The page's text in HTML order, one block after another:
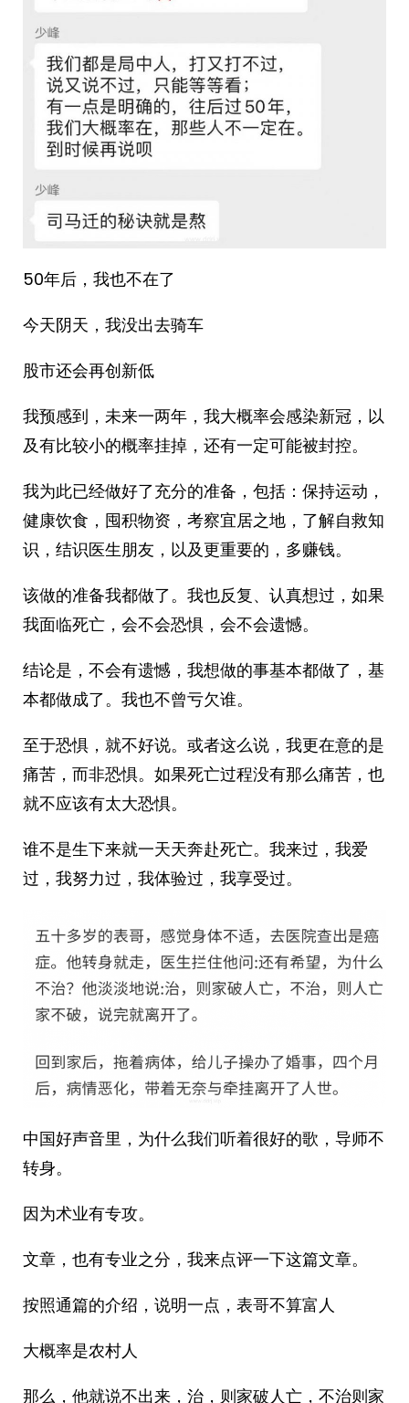
50年后，我也不在了
今天阴天，我没出去骑车
股市还会再创新低
我预感到，未来一两年，我大概率会感染新冠，以
及有比较小的概率挂掉，还有一定可能被封控。
我为此已经做好了充分的准备，包括：保持运动，
健康饮食，囤积物资，考察宜居之地，了解自救知
识，结识医生朋友，以及更重要的，多赚钱。
该做的准备我都做了。我也反复、认真想过，如果
我面临死亡，会不会恐惧，会不会遗憾。
结论是，不会有遗憾，我想做的事基本都做了，基
本都做成了。我也不曾亏欠谁。
至于恐惧，就不好说。或者这么说，我更在意的是
痛苦，而非恐惧。如果死亡过程没有那么痛苦，也
就不应该有太大恐惧。
谁不是生下来就一天天奔赴死亡。我来过，我爱
过，我努力过，我体验过，我享受过。
中国好声音里，为什么我们听着很好的歌，导师不
转身。
因为术业有专攻。
文章，也有专业之分，我来点评一下这篇文章。
按照通篇的介绍，说明一点，表哥不算富人
大概率是农村人
那么，他就说不出来，治，则家破人亡，不治则家